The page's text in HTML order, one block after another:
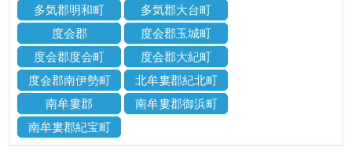
多気郡明和町
多気郡大台町
度会郡
度会郡玉城町
度会郡度会町
度会郡大紀町
度会郡南伊勢町
北牟婁郡紀北町
南牟婁郡
南牟婁郡御浜町
南牟婁郡紀宝町